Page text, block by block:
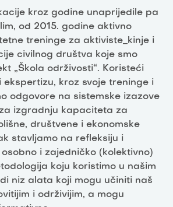
kroz godine unaprijedile pa
od 2015. godine aktivno
treninge za aktiviste_kinje i
civilnog društva koje smo
„Škola održivosti“. Koristeći
kroz svoje treninge i
odgovore na sistemske izazove
izgradnju kapaciteta za
društvene i ekonomske
stavljamo na refleksiju i
i zajedničko (kolektivno)
koju koristimo u našim
niz alata koji mogu učiniti naš
i održivijim, a mogu